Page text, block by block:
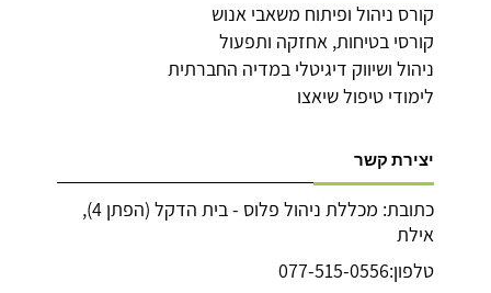
קורס ניהול ופיתוח משאבי אנוש
קורסי בטיחות, אחזקה ותפעול
ניהול ושיווק דיגיטלי במדיה החברתית
לימודי טיפול שיאצו
יצירת קשר
כתובת: מכללת ניהול פלוס - בית הדקל (הפתן 4),
אילת
טלפון:077-515-0556